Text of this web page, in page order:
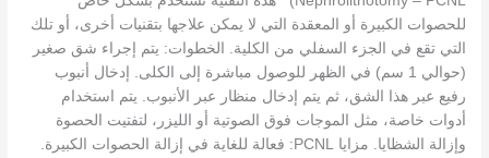
للحصوات الكبيرة أو المعقدة التي لا يمكن علاجها بتقنيات أخرى، أو تلك
التي تقع في الجزء السفلي من الكلية. الخطوات: يتم إجراء شق صغير
(حوالي 1 سم) في الظهر للوصول مباشرة إلى الكلى. إدخال أنبوب
رفيع عبر هذا الشق، ثم يتم إدخال منظار عبر الأنبوب. يتم استخدام
أدوات خاصة، مثل الموجات فوق الصوتية أو الليزر، لتفتيت الحصوة
وإزالة الشظايا. مزايا PCNL: فعالة للغاية في إزالة الحصوات الكبيرة.